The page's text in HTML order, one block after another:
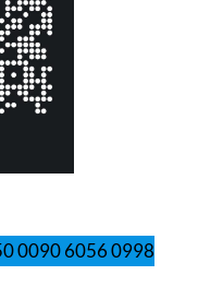
0090 6056 0998